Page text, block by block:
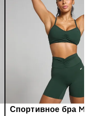
Спортивное бра MP